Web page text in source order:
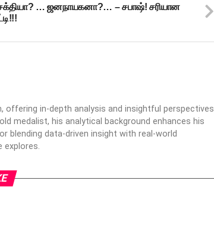
… ஜனநாயகனா?… – சபாஷ்! சரியான
offering in-depth analysis and insightful perspectives
medalist, his analytical background enhances his
blending data-driven insight with real-world
explores.